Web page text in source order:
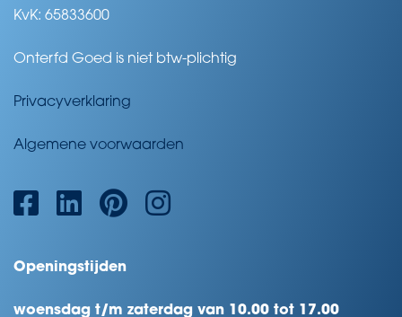
KvK: 65833600
Onterfd Goed is niet btw-plichtig
Privacyverklaring
Algemene voorwaarden
Openingstijden
woensdag t/m zaterdag van 10.00 tot 17.00